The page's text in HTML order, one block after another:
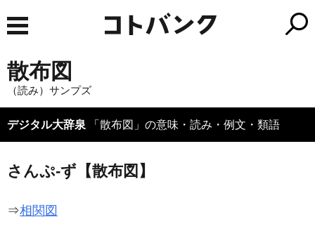
散布図
（読み）サンプズ
デジタル大辞泉 「散布図」の意味・読み・例文・類語
さんぷ‐ず【散布図】
⇒相関図